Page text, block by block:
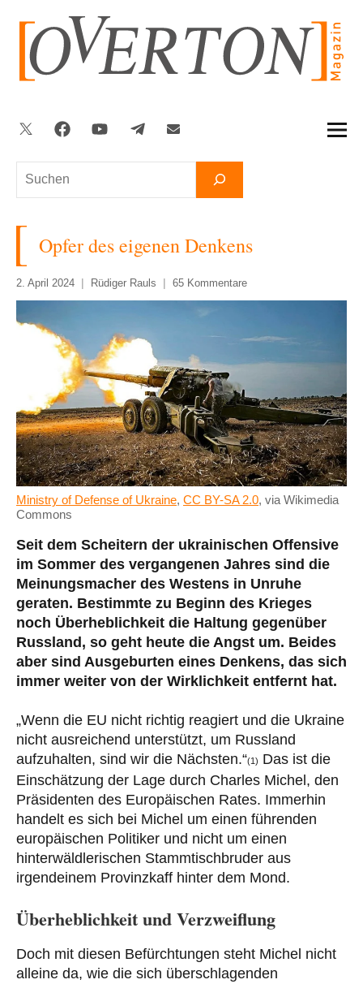
springen
Suchen
Twitter FacebookYouTubeTelegram
Opfer des eigenen Denkens
2. April 2024 Rüdiger Rauls 65 Kommentare
Ministry of Defense of Ukraine, CC BY-SA 2.0, via Wikimedia
Commons
Seit dem Scheitern der ukrainischen Offensive
im Sommer des vergangenen Jahres sind die
Meinungsmacher des Westens in Unruhe
geraten. Bestimmte zu Beginn des Krieges
noch Überheblichkeit die Haltung gegenüber
Russland, so geht heute die Angst um. Beides
aber sind Ausgeburten eines Denkens, das sich
immer weiter von der Wirklichkeit entfernt hat.
„Wenn die EU nicht richtig reagiert und die Ukraine
nicht ausreichend unterstützt, um Russland
aufzuhalten, sind wir die Nächsten.“(1) Das ist die
Einschätzung der Lage durch Charles Michel, den
Präsidenten des Europäischen Rates. Immerhin
handelt es sich bei Michel um einen führenden
europäischen Politiker und nicht um einen
hinterwäldlerischen Stammtischbruder aus
irgendeinem Provinzkaff hinter dem Mond.
Überheblichkeit und Verzweiflung
Doch mit diesen Befürchtungen steht Michel nicht
alleine da, wie die sich überschlagenden